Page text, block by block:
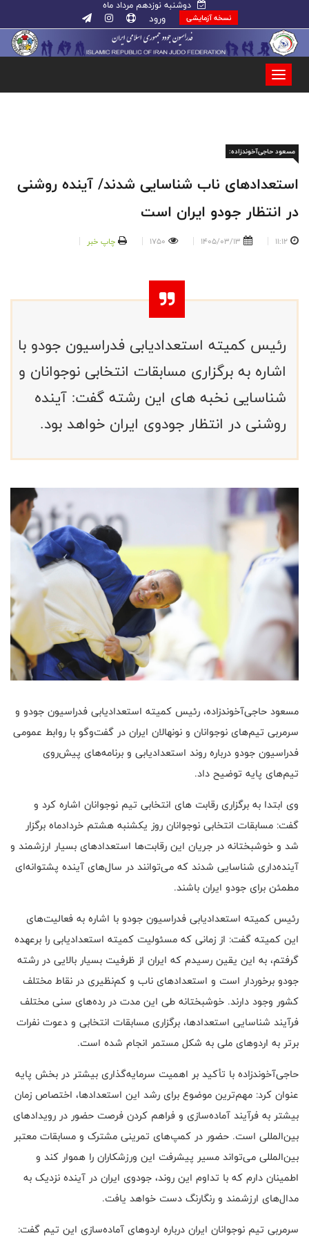
دوشنبه نوزدهم مرداد ماه
نسخه آزمایشی ورود
مسعود حاجی‌آخوندزاده:
استعدادهای ناب شناسایی شدند/ آینده روشنی
در انتظار جودو ایران است
11:12
1405/03/13
1750 چاپ خبر
رئیس کمیته استعدادیابی فدراسیون جودو با
اشاره به برگزاری مسابقات انتخابی نوجوانان و
شناسایی نخبه های این رشته گفت: آینده
روشنی در انتظار جودوی ایران خواهد بود.
مسعود حاجی‌آخوندزاده، رئیس کمیته استعدادیابی فدراسیون جودو و
سرمربی تیم‌های نوجوانان و نونهالان ایران در گفت‌وگو با روابط عمومی
فدراسیون جودو درباره روند استعدادیابی و برنامه‌های پیش‌روی
تیم‌های پایه توضیح داد.
وی ابتدا به برگزاری رقابت های انتخابی تیم نوجوانان اشاره کرد و
گفت: مسابقات انتخابی نوجوانان روز یکشنبه هشتم خردادماه برگزار
شد و خوشبختانه در جریان این رقابت‌ها استعدادهای بسیار ارزشمند و
آینده‌داری شناسایی شدند که می‌توانند در سال‌های آینده پشتوانه‌ای
مطمئن برای جودو ایران باشند.
رئیس کمیته استعدادیابی فدراسیون جودو با اشاره به فعالیت‌های
این کمیته گفت: از زمانی که مسئولیت کمیته استعدادیابی را برعهده
گرفتم، به این یقین رسیدم که ایران از ظرفیت بسیار بالایی در رشته
جودو برخوردار است و استعدادهای ناب و کم‌نظیری در نقاط مختلف
کشور وجود دارند. خوشبختانه طی این مدت در رده‌های سنی مختلف
فرآیند شناسایی استعدادها، برگزاری مسابقات انتخابی و دعوت نفرات
برتر به اردوهای ملی به شکل مستمر انجام شده است.
حاجی‌آخوندزاده با تأکید بر اهمیت سرمایه‌گذاری بیشتر در بخش پایه
عنوان کرد: مهم‌ترین موضوع برای رشد این استعدادها، اختصاص زمان
بیشتر به فرآیند آماده‌سازی و فراهم کردن فرصت حضور در رویدادهای
بین‌المللی است. حضور در کمپ‌های تمرینی مشترک و مسابقات معتبر
بین‌المللی می‌تواند مسیر پیشرفت این ورزشکاران را هموار کند و
اطمینان دارم که با تداوم این روند، جودوی ایران در آینده نزدیک به
مدال‌های ارزشمند و رنگارنگ دست خواهد یافت.
سرمربی تیم نوجوانان ایران درباره اردوهای آماده‌سازی این تیم گفت: